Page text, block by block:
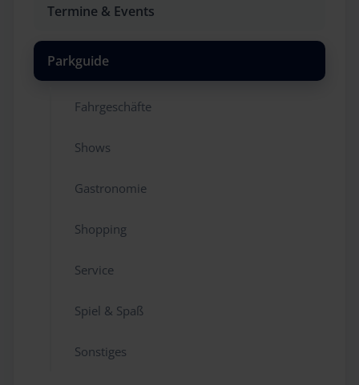
Termine & Events
Parkguide
Fahrgeschäfte
Shows
Gastronomie
Shopping
Service
Spiel & Spaß
Sonstiges